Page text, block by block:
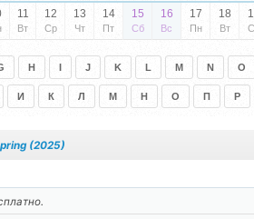
11
Вт
12
Ср
13
Чт
14
Пт
15
Сб
16
Вс
17
Пн
18
Вт
H I J K L M N O
И К Л М Н О П Р
(2025)